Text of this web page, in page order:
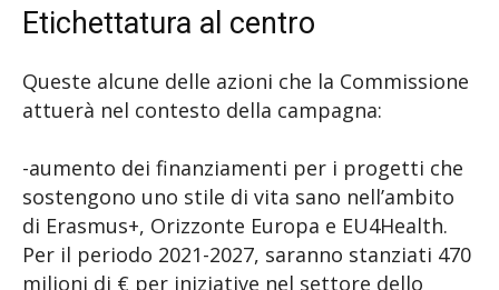
Etichettatura al centro
Queste alcune delle azioni che la Commissione
attuerà nel contesto della campagna:
-aumento dei finanziamenti per i progetti che
sostengono uno stile di vita sano nell’ambito
di Erasmus+, Orizzonte Europa e EU4Health.
Per il periodo 2021-2027, saranno stanziati 470
milioni di € per iniziative nel settore dello